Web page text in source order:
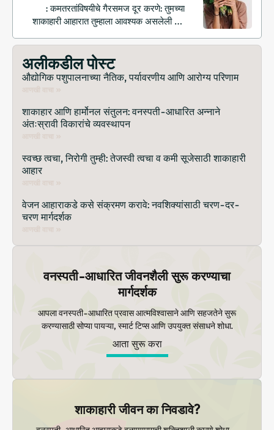
: कमतरतांविषयीचे गैरसमज दूर करणे: तुमच्या
शाकाहारी आहारात तुम्हाला आवश्यक असलेली सर्व
अलीकडील पोस्ट
औद्योगिक पशुपालनाच्या नैतिक, पर्यावरणीय आणि आरोग्य परिणाम
शाकाहार आणि हार्मोनल संतुलन: वनस्पती-आधारित अन्नाने
अंतःस्रावी विकारांचे व्यवस्थापन
स्वच्छ त्वचा, निरोगी तुम्ही: तेजस्वी त्वचा व कमी सूजेसाठी शाकाहारी
आहार
वेजन आहाराकडे कसे संक्रमण करावे: नवशिक्यांसाठी चरण-दर-
चरण मार्गदर्शक
वनस्पती-आधारित जीवनशैली सुरू करण्याचा
मार्गदर्शक
आपला वनस्पती-आधारित प्रवास आत्मविश्वासाने आणि सहजतेने सुरू
करण्यासाठी सोप्या पायऱ्या, स्मार्ट टिप्स आणि उपयुक्त संसाधने शोधा.
आता सुरू करा
शाकाहारी जीवन का निवडावे?